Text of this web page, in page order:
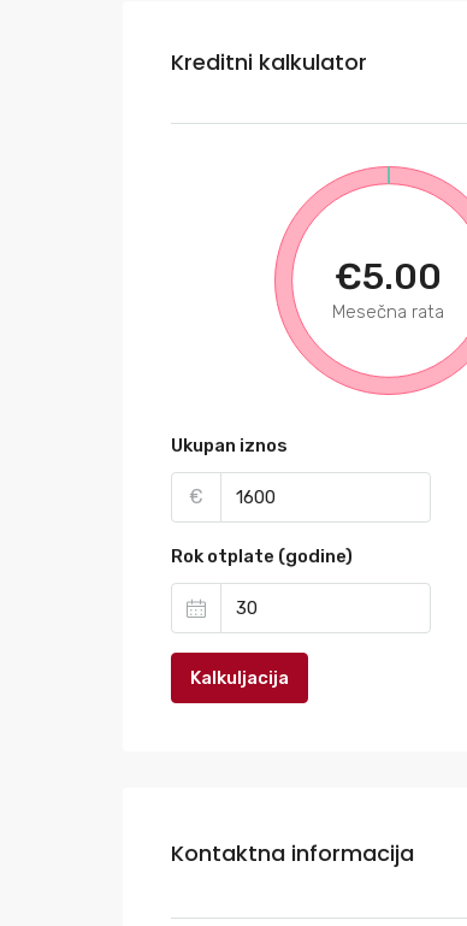
Kreditni kalkulator
€5.00
Mesečna rata
Ukupan iznos
€
Rok otplate (godine)
Kalkuljacija
Kontaktna informacija